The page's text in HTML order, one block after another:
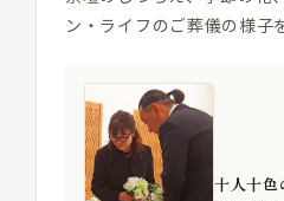
ン・ライフのご葬儀の様子
十人十色